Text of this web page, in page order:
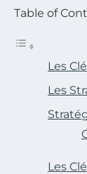
Table of
Les
Les
Les